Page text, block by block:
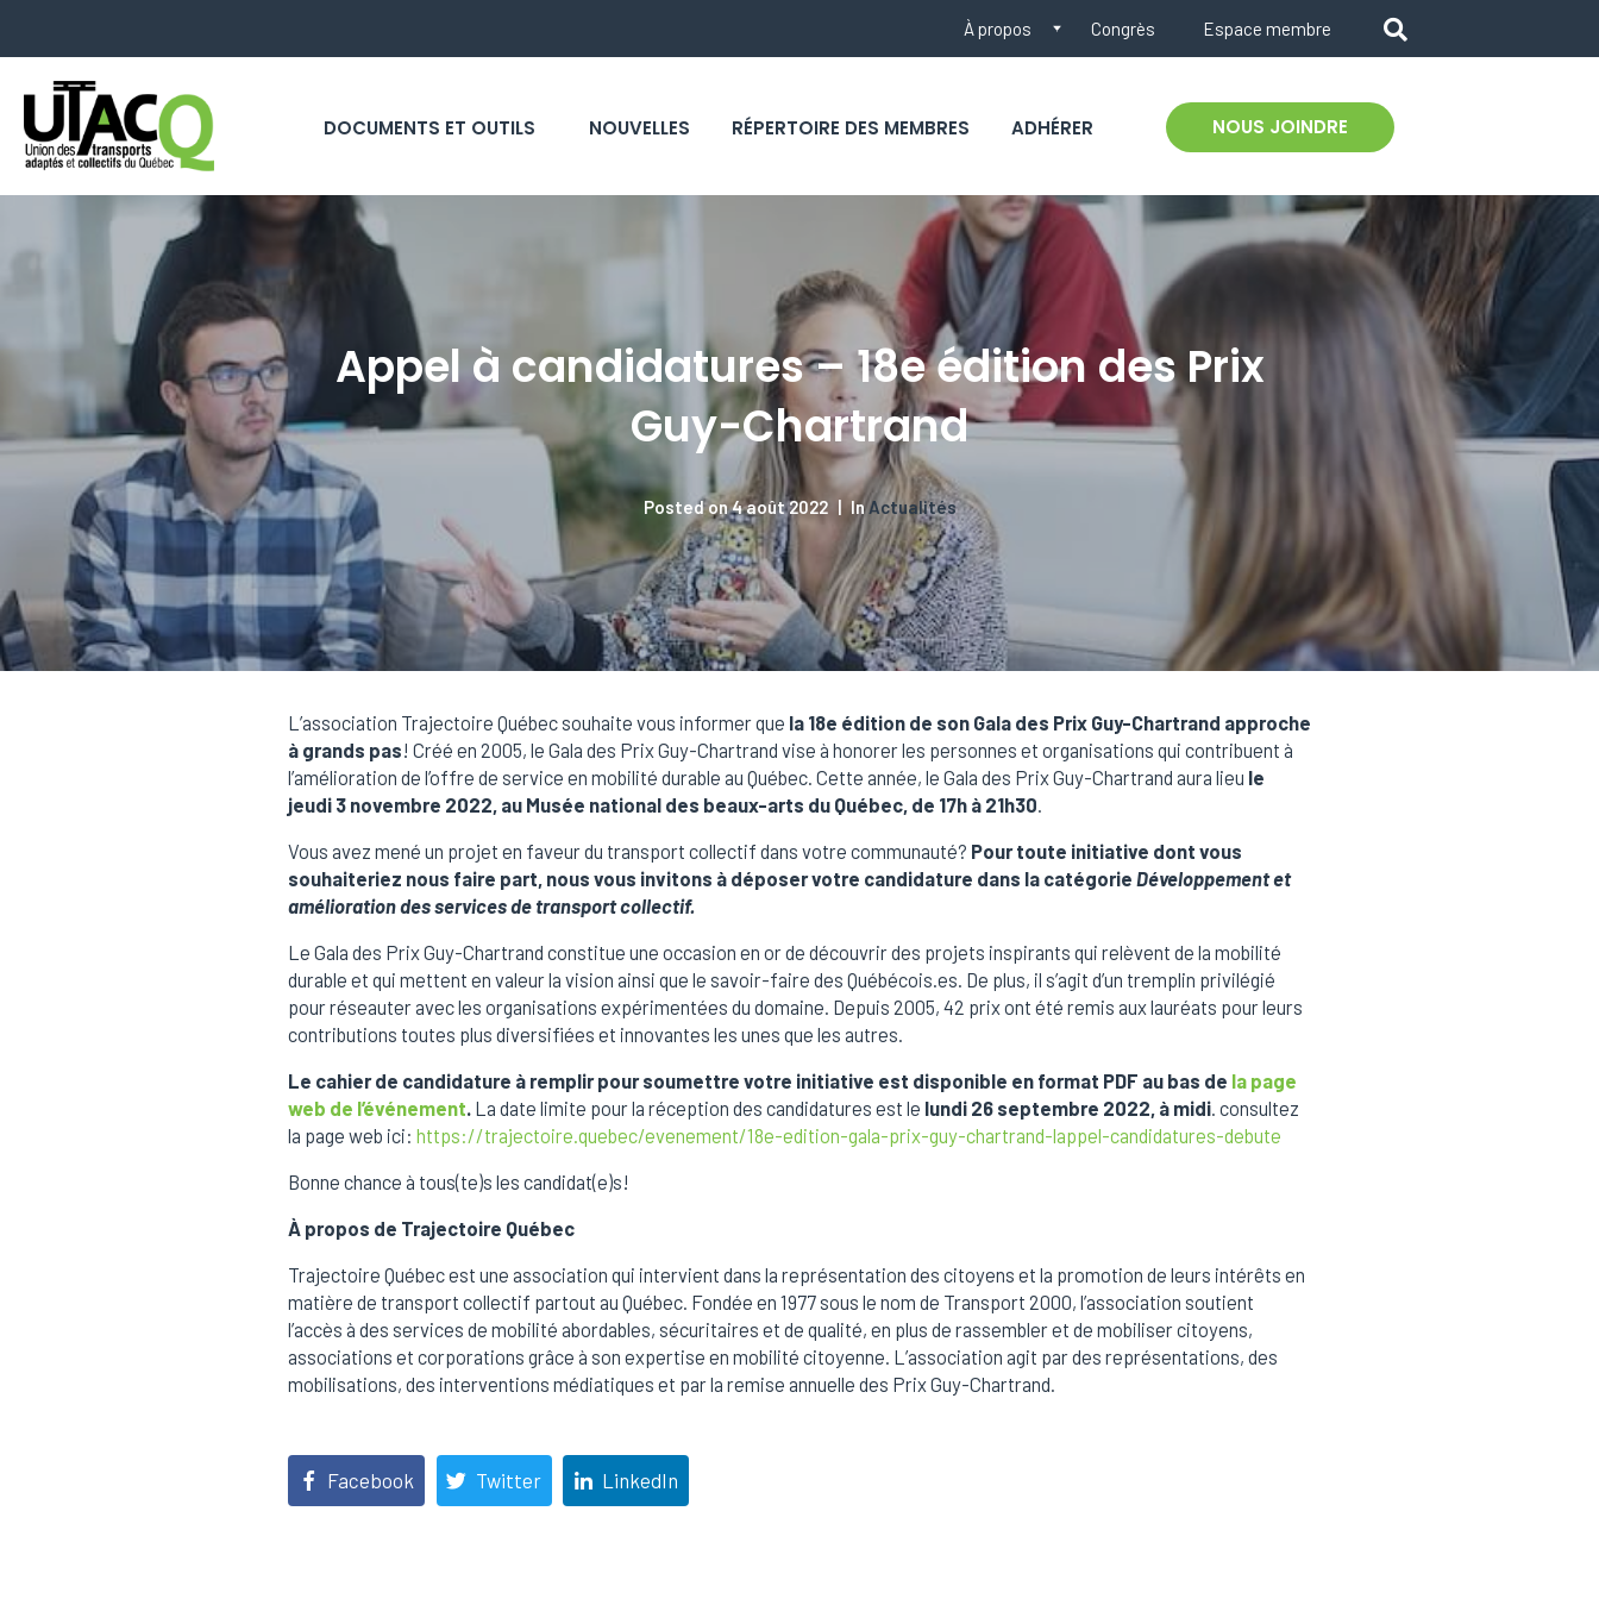
À propos Congrès Espace membre
DOCUMENTS ET OUTILS NOUVELLES RÉPERTOIRE DES MEMBRES ADHÉRER NOUS JOINDRE
Appel à candidatures – 18e édition des Prix
Guy-Chartrand
Posted on4 août 2022 InActualités
L’association Trajectoire Québec souhaite vous informer que la 18e édition de son Gala des Prix Guy-Chartrand approche
à grands pas! Créé en 2005, le Gala des Prix Guy-Chartrand vise à honorer les personnes et organisations qui contribuent à
l’amélioration de l’offre de service en mobilité durable au Québec. Cette année, le Gala des Prix Guy-Chartrand aura lieu le
jeudi 3 novembre 2022, au Musée national des beaux-arts du Québec, de 17h à 21h30.
Vous avez mené un projet en faveur du transport collectif dans votre communauté? Pour toute initiative dont vous
souhaiteriez nous faire part, nous vous invitons à déposer votre candidature dans la catégorie Développement et
amélioration des services de transport collectif.
Le Gala des Prix Guy-Chartrand constitue une occasion en or de découvrir des projets inspirants qui relèvent de la mobilité
durable et qui mettent en valeur la vision ainsi que le savoir-faire des Québécois.es. De plus, il s’agit d’un tremplin privilégié
pour réseauter avec les organisations expérimentées du domaine. Depuis 2005, 42 prix ont été remis aux lauréats pour leurs
contributions toutes plus diversifiées et innovantes les unes que les autres.
Le cahier de candidature à remplir pour soumettre votre initiative est disponible en format PDF au bas de la page
web de l’événement. La date limite pour la réception des candidatures est le lundi 26 septembre 2022, à midi. consultez
la page web ici: https://trajectoire.quebec/evenement/18e-edition-gala-prix-guy-chartrand-lappel-candidatures-debute
Bonne chance à tous(te)s les candidat(e)s!
À propos de Trajectoire Québec
Trajectoire Québec est une association qui intervient dans la représentation des citoyens et la promotion de leurs intérêts en
matière de transport collectif partout au Québec. Fondée en 1977 sous le nom de Transport 2000, l’association soutient
l’accès à des services de mobilité abordables, sécuritaires et de qualité, en plus de rassembler et de mobiliser citoyens,
associations et corporations grâce à son expertise en mobilité citoyenne. L’association agit par des représentations, des
mobilisations, des interventions médiatiques et par la remise annuelle des Prix Guy-Chartrand.
Facebook Twitter LinkedIn